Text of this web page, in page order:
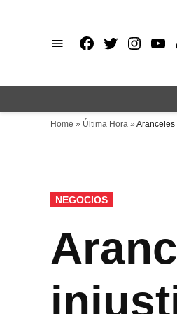
Facebook
X
Home » Última Hora » Aranceles
PUBLICADO
EN
NEGOCIOS